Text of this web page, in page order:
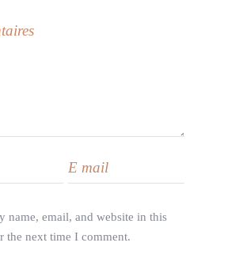
name, email, and website in this
the next time I comment.